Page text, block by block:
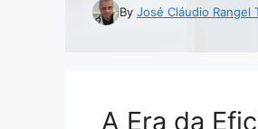
By José Cláudio Rangel
A Era da